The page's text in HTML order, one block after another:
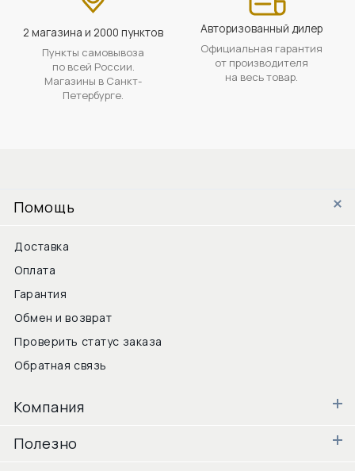
2 магазина и 2000 пунктов
Пункты самовывоза
по всей России.
Магазины в Санкт-
Петербурге.
Авторизованный дилер
Официальная гарантия
от производителя
на весь товар.
Помощь
Доставка
Оплата
Гарантия
Обмен и возврат
Проверить статус заказа
Обратная связь
Компания
Полезно